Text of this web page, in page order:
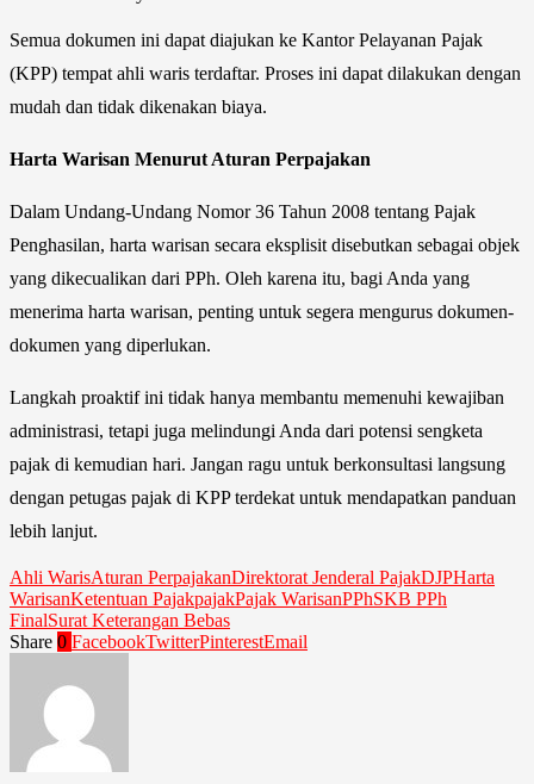
Semua dokumen ini dapat diajukan ke Kantor Pelayanan Pajak
(KPP) tempat ahli waris terdaftar. Proses ini dapat dilakukan dengan
mudah dan tidak dikenakan biaya.
Harta Warisan Menurut Aturan Perpajakan
Dalam Undang-Undang Nomor 36 Tahun 2008 tentang Pajak
Penghasilan, harta warisan secara eksplisit disebutkan sebagai objek
yang dikecualikan dari PPh. Oleh karena itu, bagi Anda yang
menerima harta warisan, penting untuk segera mengurus dokumen-
dokumen yang diperlukan.
Langkah proaktif ini tidak hanya membantu memenuhi kewajiban
administrasi, tetapi juga melindungi Anda dari potensi sengketa
pajak di kemudian hari. Jangan ragu untuk berkonsultasi langsung
dengan petugas pajak di KPP terdekat untuk mendapatkan panduan
lebih lanjut.
Ahli WarisAturan PerpajakanDirektorat Jenderal PajakDJPHarta
WarisanKetentuan PajakpajakPajak WarisanPPhSKB PPh
FinalSurat Keterangan Bebas
Share 0 FacebookTwitterPinterestEmail